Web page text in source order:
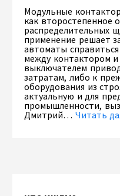
Модульные
как второстепенное
распределительных
применение решает
автоматы
между контактором
выключателем
затратам, либо к
оборудования из
актуальную и для
промышленности,
Дмитрий… Читать